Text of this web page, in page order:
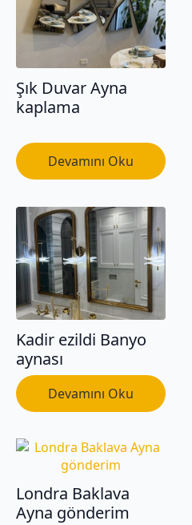
Şık Duvar Ayna
kaplama
Devamını Oku
Kadir ezildi Banyo
aynası
Devamını Oku
Londra Baklava
Ayna gönderim